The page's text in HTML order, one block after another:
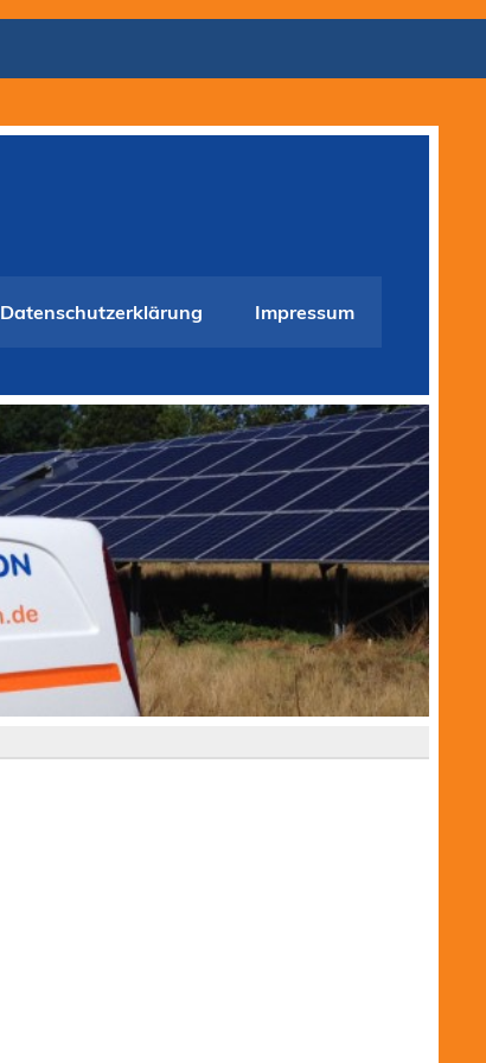
Datenschutzerklärung Impressum